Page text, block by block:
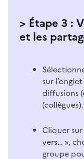
> Étape 3 :
et les
sur
diffusions
(collègues).
Cliquer
vers… »,
groupe